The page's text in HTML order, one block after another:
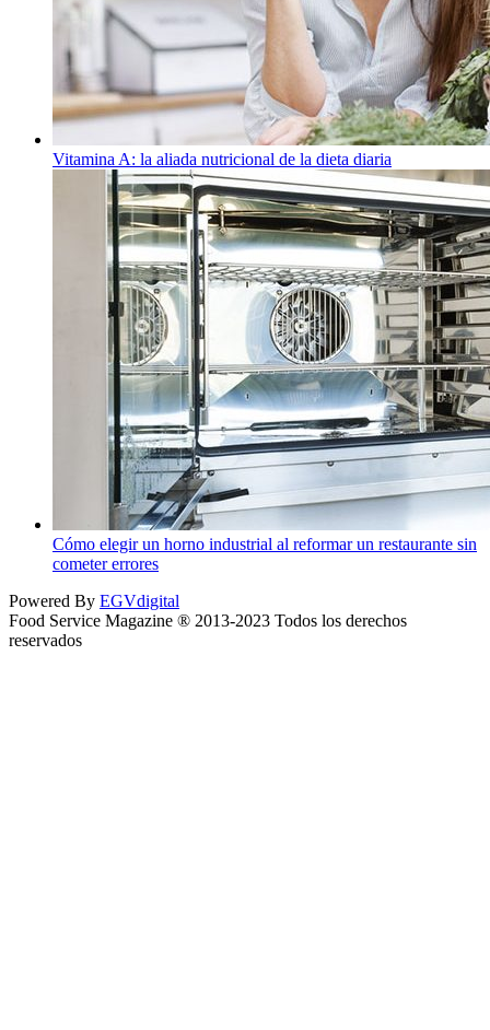
Vitamina A: la aliada nutricional de la dieta diaria
Cómo elegir un horno industrial al reformar un restaurante sin
cometer errores
Powered By EGVdigital
Food Service Magazine ® 2013-2023 Todos los derechos
reservados